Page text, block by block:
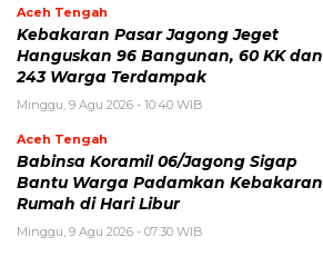
Aceh Tengah
‎Kebakaran Pasar Jagong Jeget
Hanguskan 96 Bangunan, 60 KK dan
243 Warga Terdampak
Minggu, 9 Agu 2026 - 10:40 WIB
Aceh Tengah
Babinsa Koramil 06/Jagong Sigap
Bantu Warga Padamkan Kebakaran
Rumah di Hari Libur
Minggu, 9 Agu 2026 - 07:30 WIB